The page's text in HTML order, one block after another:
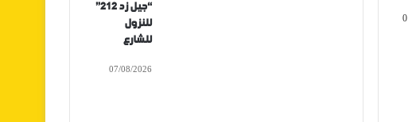
0
“جيل زد 212”
للنزول
للشارع
07/08/2026